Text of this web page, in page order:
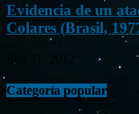
Evidencia de un
Colares (Brasil,
Categoría popular